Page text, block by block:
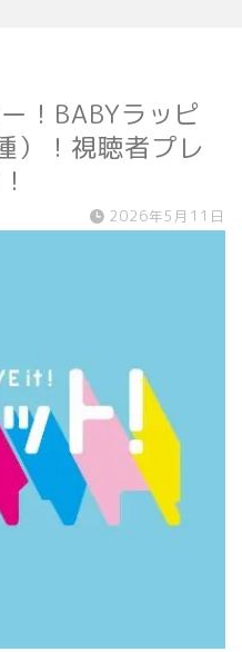
！BABYラッピ
）！視聴者プレ
2026年5月11日